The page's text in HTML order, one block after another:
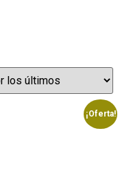
¡Oferta!